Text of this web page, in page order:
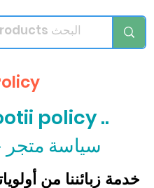
policy ..
سياسة
خدمة زبائننا من